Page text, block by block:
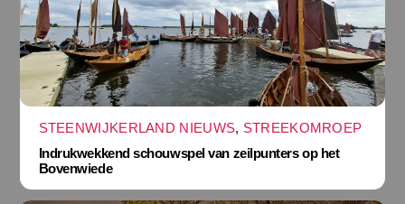
STEENWIJKERLAND NIEUWS, STREEKOMROEP
Indrukwekkend schouwspel van zeilpunters op het
Bovenwiede